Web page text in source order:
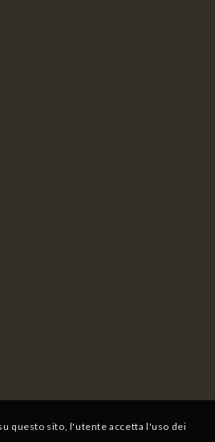
questo sito, l'utente accetta l'uso dei